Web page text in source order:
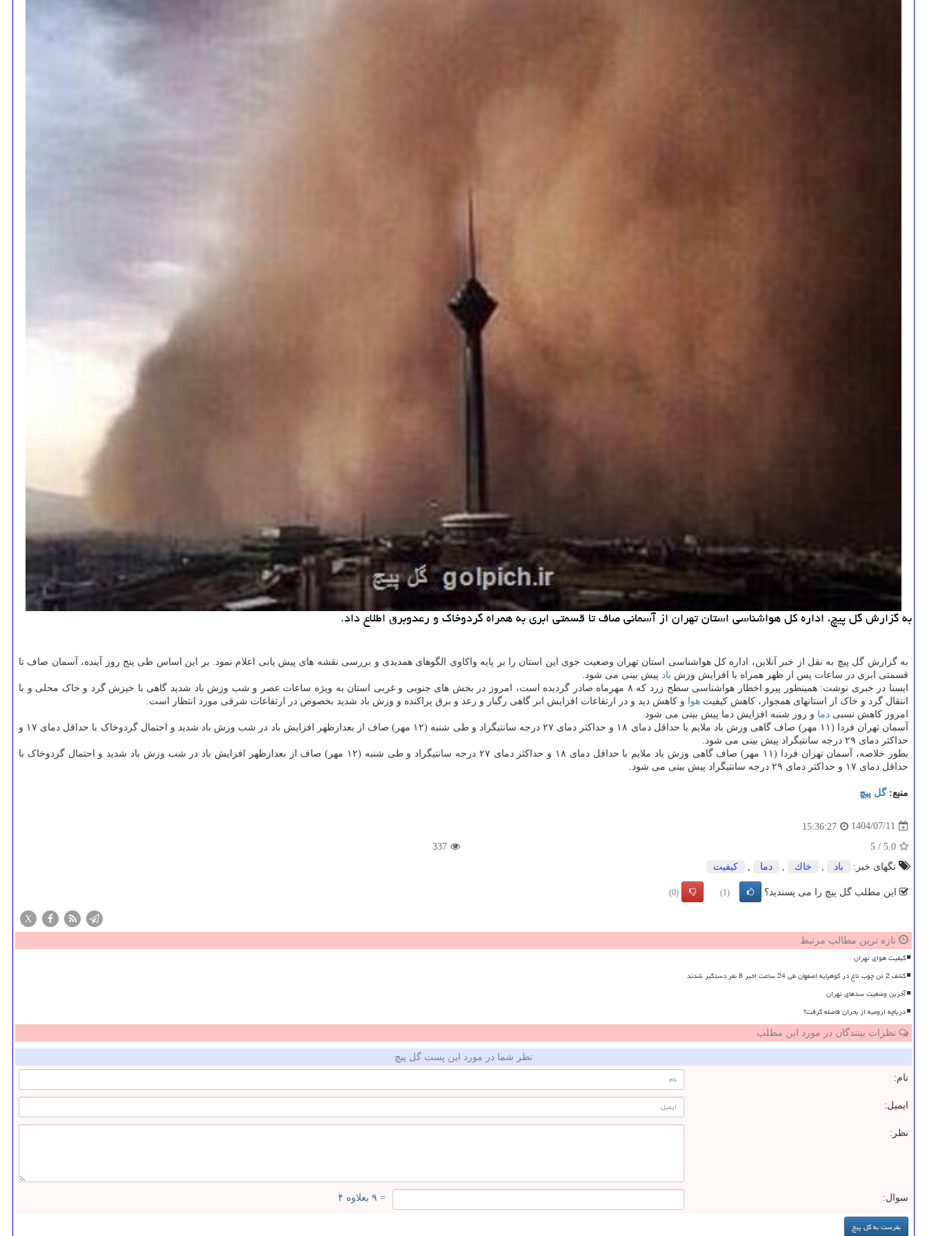
به گزارش گل پیچ، اداره کل هواشناسی استان تهران از آسمانی صاف تا قسمتی ابری به همراه گردوخاک و رعدوبرق اطلاع داد.
به گزارش گل پیچ به نقل از خبر آنلاین، اداره کل هواشناسی استان تهران وضعیت جوی این استان را بر پایه واکاوی الگوهای همدیدی و بررسی نقشه های پیش یابی اعلام نمود. بر این اساس طی پنج روز آینده، آسمان صاف تا
قسمتی ابری در ساعات پس از ظهر همراه با افزایش وزش باد پیش بینی می شود.
ایسنا در خبری نوشت: همینطور پیرو اخطار هواشناسی سطح زرد که ۸ مهرماه صادر گردیده است، امروز در بخش های جنوبی و غربی استان به ویژه ساعات عصر و شب وزش باد شدید گاهی با خیزش گرد و خاک محلی و با
انتقال گرد و خاک از استانهای همجوار، کاهش کیفیت هوا
و کاهش دید و در ارتفاعات افزایش ابر گاهی رگبار و رعد و برق پراکنده و وزش باد شدید بخصوص در ارتفاعات شرقی مورد انتظار است.
امروز کاهش نسبی دما و روز شنبه افزایش دما پیش بینی می شود.
آسمان تهران فردا (۱۱ مهر) صاف گاهی وزش باد ملایم با حداقل دمای ۱۸ و حداکثر دمای ۲۷ درجه سانتیگراد و طی شنبه (۱۲ مهر) صاف از بعدازظهر افزایش باد در شب وزش باد شدید و احتمال گردوخاک با حداقل دمای ۱۷ و
حداکثر دمای ۲۹ درجه سانتیگراد پیش بینی می شود.
بطور خلاصه، آسمان تهران فردا (۱۱ مهر) صاف گاهی وزش باد ملایم با حداقل دمای ۱۸ و حداکثر دمای ۲۷ درجه سانتیگراد و طی شنبه (۱۲ مهر) صاف از بعدازظهر افزایش باد در شب وزش باد شدید و احتمال گردوخاک با
حداقل دمای ۱۷ و حداکثر دمای ۲۹ درجه سانتیگراد پیش بینی می شود.
منبع:گل پیچ
1404/07/11
15:36:27
5.0
/
5
337
تگهای خبر:
باد , خاك , دما , كیفیت
این مطلب گل پیچ را می پسندید؟ (1)
(0)
X
تازه ترین مطالب مرتبط
کیفیت هوای تهران
کشف 2 تن چوب تاغ در کوهپایه اصفهان طی 24 ساعت اخیر 8 نفر دستگیر شدند
آخرین وضعیت سدهای تهران
دریاچه ارومیه از بحران فاصله گرفت؟
نظرات بینندگان در مورد این مطلب
نظر شما در مورد این پست گل پیچ
نام:
ایمیل:
نظر:
سوال: = ۹ بعلاوه ۴